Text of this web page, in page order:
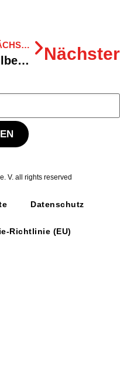
NÄCHSTER POST
Silber und Bronze für Deutschland im Leichtathletik Nächster
V. all rights reserved
Datenschutz
Richtlinie (EU)